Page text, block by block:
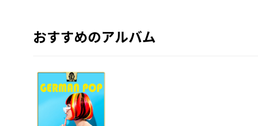
おすすめのアルバム